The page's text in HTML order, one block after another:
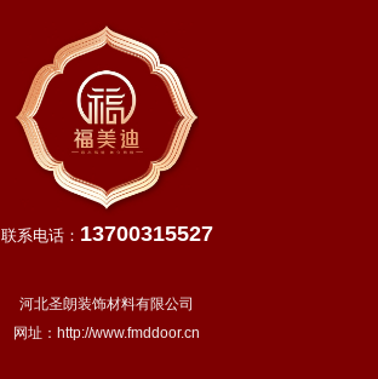
联系电话： 13700315527
河北圣朗装饰材料有限公司
网址： http://www.fmddoor.cn